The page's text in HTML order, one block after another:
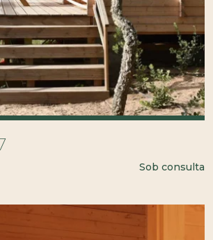
Sob consulta